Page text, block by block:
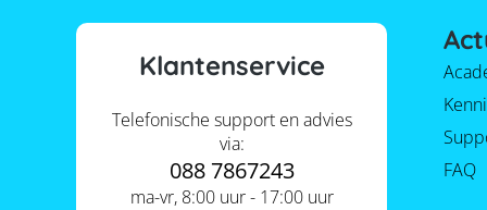
Klantenservice
Telefonische support en advies
via:
088 7867243
ma-vr, 8:00 uur - 17:00 uur
FAQ